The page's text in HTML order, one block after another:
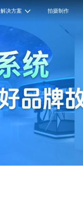
解决方案 拍摄制作